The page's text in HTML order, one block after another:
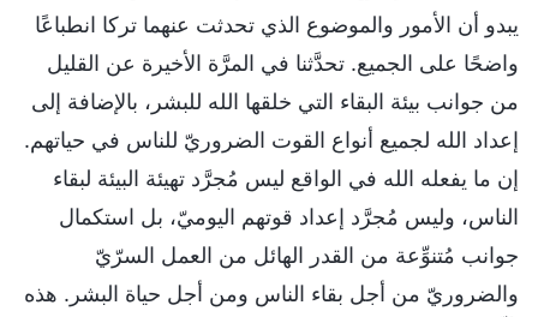
يبدو أن الأمور والموضوع الذي تحدثت عنهما تركا انطباعًا
واضحًا على الجميع. تحدَّثنا في المرَّة الأخيرة عن القليل
من جوانب بيئة البقاء التي خلقها الله للبشر، بالإضافة إلى
إعداد الله لجميع أنواع القوت الضروريّ للناس في حياتهم.
إن ما يفعله الله في الواقع ليس مُجرَّد تهيئة البيئة لبقاء
الناس، وليس مُجرَّد إعداد قوتهم اليوميّ، بل استكمال
جوانب مُتنوِّعة من القدر الهائل من العمل السرّيّ
والضروريّ من أجل بقاء الناس ومن أجل حياة البشر. هذه